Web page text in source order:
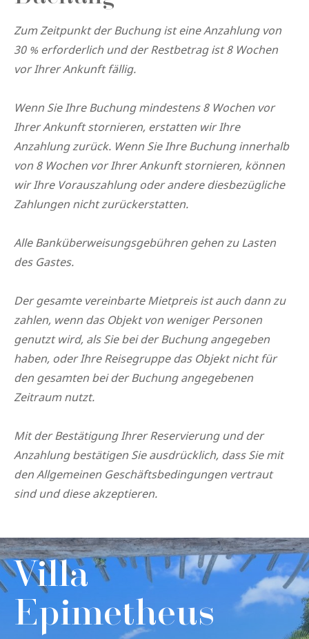
Zum Zeitpunkt der Buchung ist eine Anzahlung von
30 % erforderlich und der Restbetrag ist 8 Wochen
vor Ihrer Ankunft fällig.
Wenn Sie Ihre Buchung mindestens 8 Wochen vor
Ihrer Ankunft stornieren, erstatten wir Ihre
Anzahlung zurück. Wenn Sie Ihre Buchung innerhalb
von 8 Wochen vor Ihrer Ankunft stornieren, können
wir Ihre Vorauszahlung oder andere diesbezügliche
Zahlungen nicht zurückerstatten.
Alle Banküberweisungsgebühren gehen zu Lasten
des Gastes.
Der gesamte vereinbarte Mietpreis ist auch dann zu
zahlen, wenn das Objekt von weniger Personen
genutzt wird, als Sie bei der Buchung angegeben
haben, oder Ihre Reisegruppe das Objekt nicht für
den gesamten bei der Buchung angegebenen
Zeitraum nutzt.
Mit der Bestätigung Ihrer Reservierung und der
Anzahlung bestätigen Sie ausdrücklich, dass Sie mit
den Allgemeinen Geschäftsbedingungen vertraut
sind und diese akzeptieren.
Villa
Epimetheus